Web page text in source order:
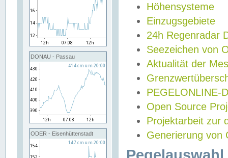
DONAU - Passau
ODER - Eisenhüttenstadt
Höhensysteme
Einzugsgebiete
24h Regenradar
Seezeichen von
Aktualität der
PEGELONLINE-
Open Source
Projektarbeit zur
Generierung von